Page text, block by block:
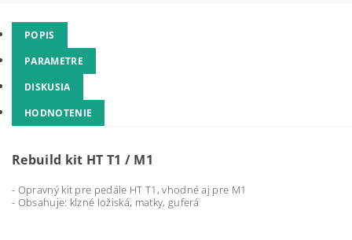
POPIS
PARAMETRE
DISKUSIA
HODNOTENIE
Rebuild kit HT T1 / M1
- Opravný kit pre pedále HT T1, vhodné aj pre M1
- Obsahuje: klzné ložiská, matky, guferá